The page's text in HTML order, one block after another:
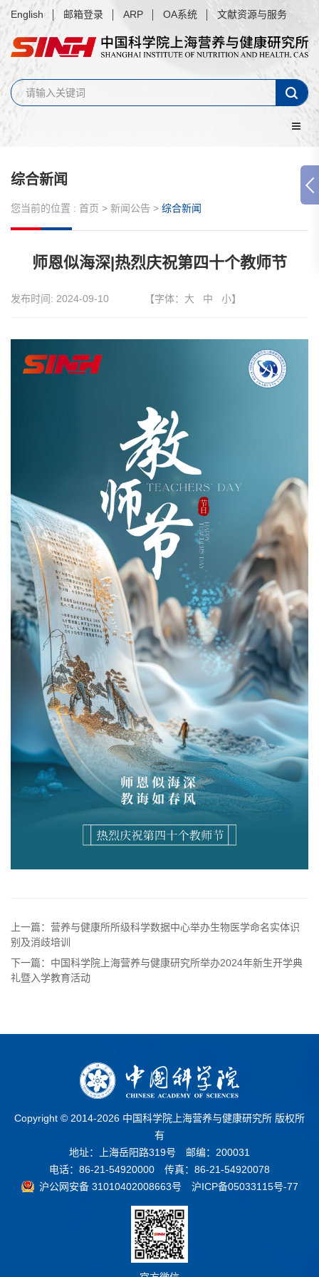
English 邮箱登录 ARP OA系统 文献资源与服务
综合新闻
您当前的位置 : 首页 > 新闻公告 > 综合新闻
师恩似海深|热烈庆祝第四十个教师节
发布时间: 2024-09-10 【字体： 大 中 小】
上一篇：营养与健康所所级科学数据中心举办生物医学命名实体识
别及消歧培训
下一篇：中国科学院上海营养与健康研究所举办2024年新生开学典
礼暨入学教育活动
Copyright © 2014-2026 中国科学院上海营养与健康研究所 版权所
有
地址：上海岳阳路319号 邮编：200031
电话：86-21-54920000 传真：86-21-54920078
沪公网安备 31010402008663号
沪ICP备05033115号-77